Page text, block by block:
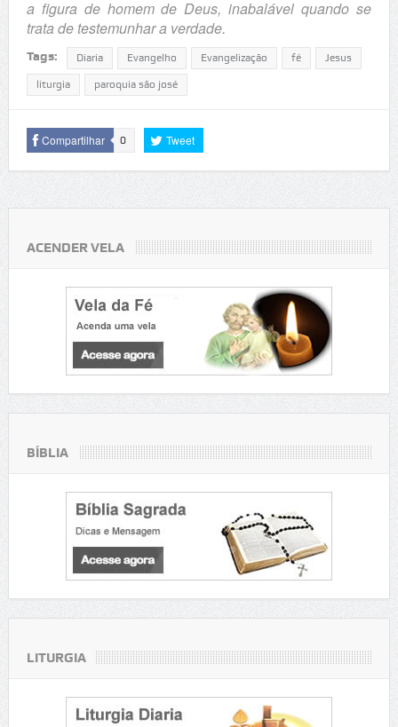
a figura de homem de Deus, inabalável quando se
trata de testemunhar a verdade.
Tags: Diaria Evangelho Evangelização fé Jesus
liturgia paroquia são josé
Compartilhar 0 Tweet
ACENDER VELA
BÍBLIA
LITURGIA